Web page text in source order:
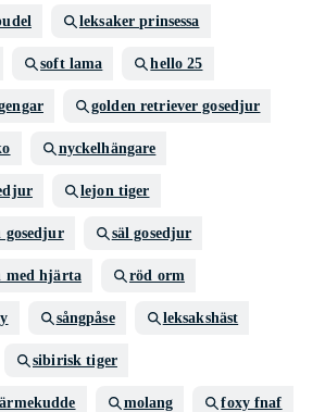
leksaker prinsessa
soft lama hello 25
golden retriever gosedjur
nyckelhängare
lejon tiger
säl gosedjur
med hjärta röd orm
sångpåse leksakshäst
sibirisk tiger
molang foxy fnaf